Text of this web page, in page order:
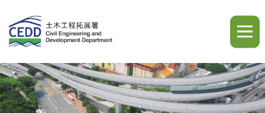
繁 简 ENG A A A